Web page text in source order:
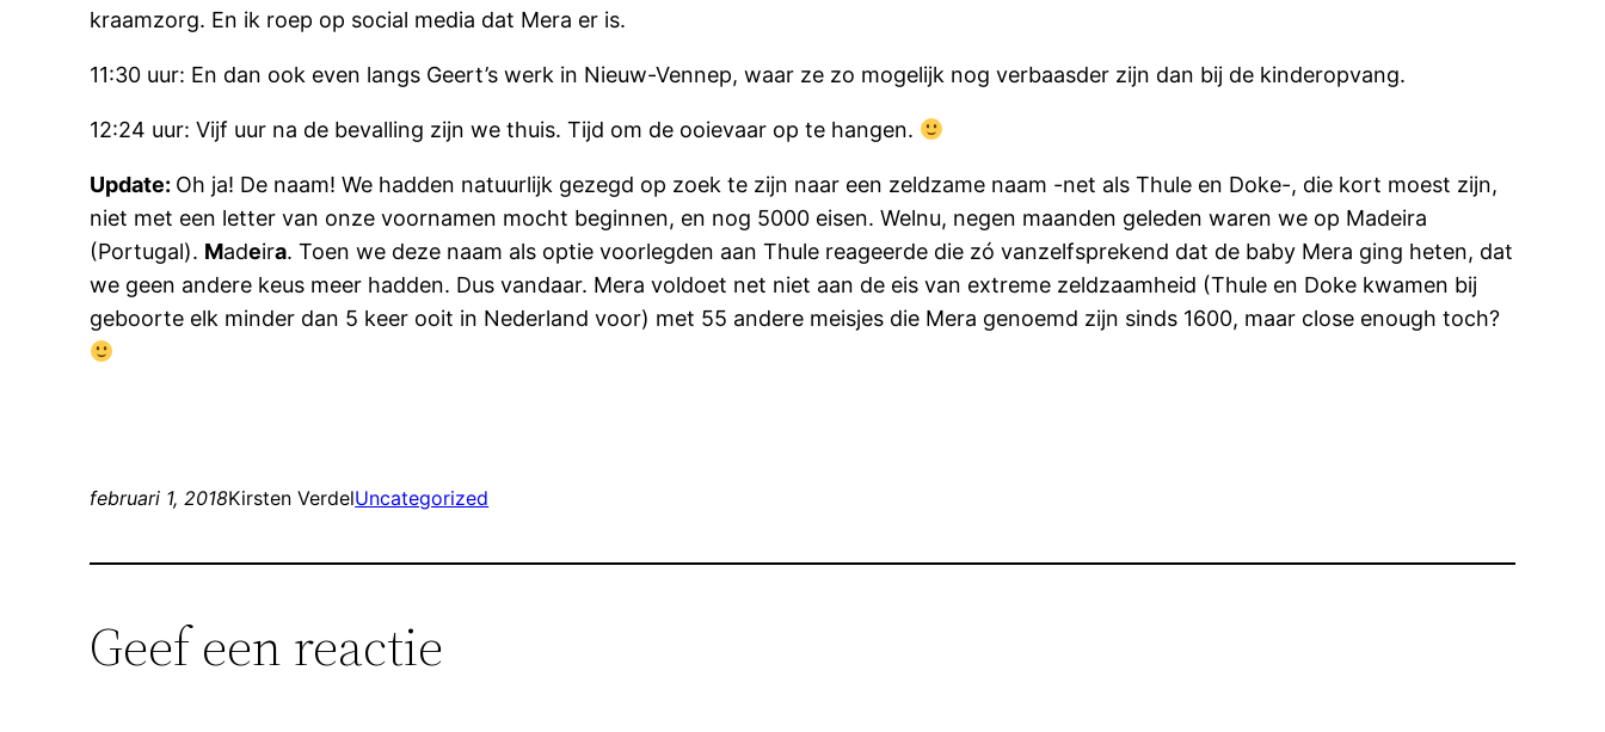
kraamzorg. En ik roep op social media dat Mera er is.
11:30 uur: En dan ook even langs Geert’s werk in Nieuw-Vennep, waar ze zo mogelijk nog verbaasder zijn dan bij de kinderopvang.
12:24 uur: Vijf uur na de bevalling zijn we thuis. Tijd om de ooievaar op te hangen.
Update: Oh ja! De naam! We hadden natuurlijk gezegd op zoek te zijn naar een zeldzame naam -net als Thule en Doke-, die kort moest zijn,
niet met een letter van onze voornamen mocht beginnen, en nog 5000 eisen. Welnu, negen maanden geleden waren we op Madeira
(Portugal). Madeira. Toen we deze naam als optie voorlegden aan Thule reageerde die zó vanzelfsprekend dat de baby Mera ging heten, dat
we geen andere keus meer hadden. Dus vandaar. Mera voldoet net niet aan de eis van extreme zeldzaamheid (Thule en Doke kwamen bij
geboorte elk minder dan 5 keer ooit in Nederland voor) met 55 andere meisjes die Mera genoemd zijn sinds 1600, maar close enough toch?
februari 1, 2018Kirsten VerdelUncategorized
Geef een reactie